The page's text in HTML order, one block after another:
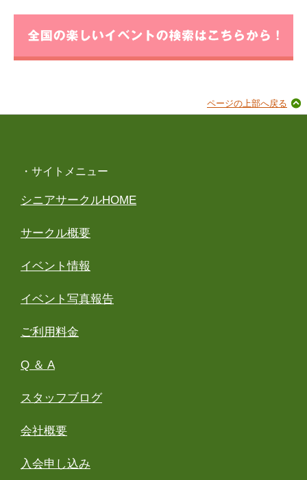
ページの上部へ戻る
・サイトメニュー
シニアサークルHOME
サークル概要
イベント情報
イベント写真報告
ご利用料金
Q ＆ A
スタッフブログ
会社概要
入会申し込み